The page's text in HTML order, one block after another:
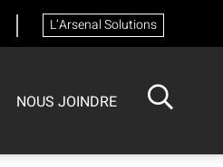
L’Arsenal Solutions
NOUS JOINDRE